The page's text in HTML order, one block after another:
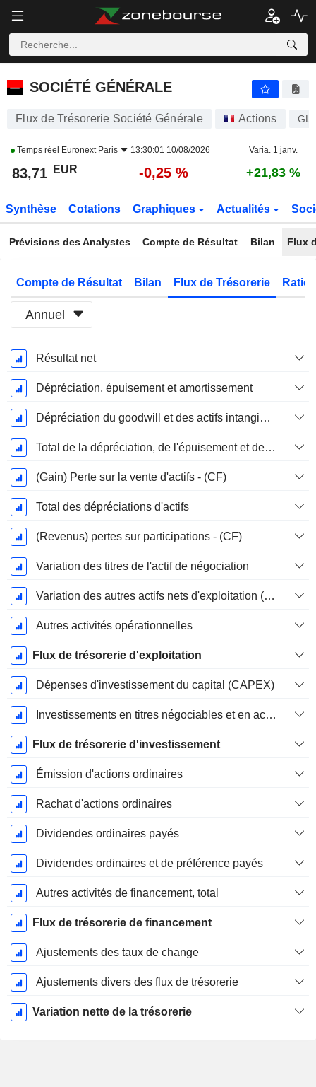
SOCIÉTÉ GÉNÉRALE
SOCIÉTÉ GÉNÉRALE
Flux de Trésorerie Société Générale Actions
Temps réel Euronext Paris 13:30:01 10/08/2026 Varia. 1 janv.
83,71 EUR -0,25 % +21,83 %
Synthèse Cotations Graphiques Actualités
Prévisions des Analystes Compte de Résultat Bilan Flux
Compte de Résultat Bilan Flux de Trésorerie
Annuel
Période
Fiscale:
Décembre
Résultat net
Dépréciation, épuisement et amortissement
Dépréciation du goodwill et des actifs intangibles
Total de la dépréciation, de l'épuisement et de l'amortissement
(Gain) Perte sur la vente d'actifs - (CF)
Total des dépréciations d'actifs
(Revenus) pertes sur participations - (CF)
Variation des titres de l'actif de négociation
Variation des autres actifs nets d'exploitation (perçus)
Autres activités opérationnelles
Flux de trésorerie d'exploitation
Dépenses d'investissement du capital (CAPEX)
Investissements en titres négociables et en actions, total
Flux de trésorerie d'investissement
Émission d'actions ordinaires
Rachat d'actions ordinaires
Dividendes ordinaires payés
Dividendes ordinaires et de préférence payés
Autres activités de financement, total
Flux de trésorerie de financement
Ajustements des taux de change
Ajustements divers des flux de trésorerie
Variation nette de la trésorerie